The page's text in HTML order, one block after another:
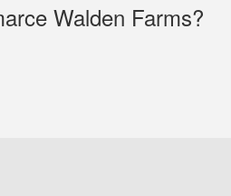
Walden Farms?